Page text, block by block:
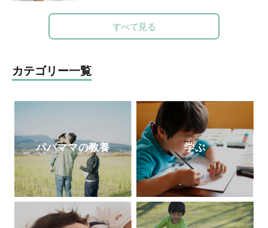
在、YouTube『陰山英男公式チャンネル』
で授業や講演を公開して注目を集めてい
の時間に笑顔を増やすアナログ時計「funp
unclock」シリーズデザイナー。仕事と並
目ざして、モンテッソーリ教育理論を学び
直し中。
すべて見る
カテゴリー一覧
パパママの教養 学ぶ